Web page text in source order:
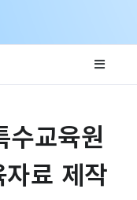
수교육원
료 제작